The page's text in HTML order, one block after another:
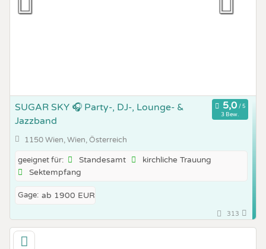
SUGAR SKY 🎧 Party-, DJ-, Lounge- &
Jazzband
3 Bew.
1150 Wien, Wien, Österreich
geeignet für: Standesamt
kirchliche Trauung
Sektempfang
Gage: ab 1900 EUR
313